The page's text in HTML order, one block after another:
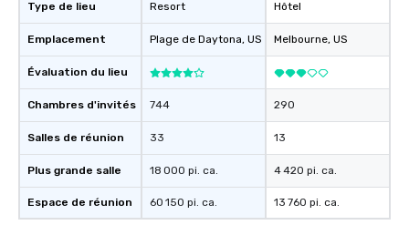
Type de lieu
Emplacement
Évaluation du lieu
Chambres d'invités
Salles de réunion
Plus grande salle
Espace de réunion
Resort
Plage de Daytona, US
744
33
18 000 pi. ca.
60 150 pi. ca.
Hôtel
Melbourne, US
290
13
4 420 pi. ca.
13 760 pi. ca.